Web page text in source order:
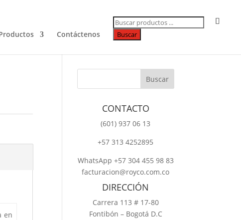
Contáctenos
Búsqueda
de
productos
Buscar
en
CONTACTO
‎(601) 937 06 13
‎+57 313 4252895
WhatsApp +57 304 455 98 83
facturacion@royco.com.co
DIRECCIÓN
Carrera 113 # 17-80
Fontibón – Bogotá D.C